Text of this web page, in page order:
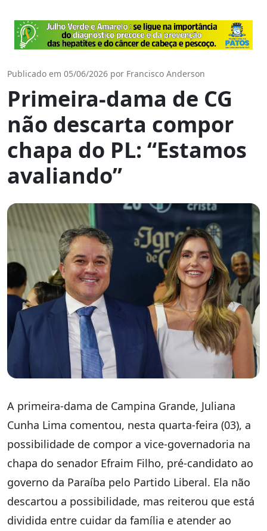
Publicado em 05/06/2026 por Francisco Anderson
Primeira-dama de CG
não descarta compor
chapa do PL: “Estamos
avaliando”
A primeira-dama de Campina Grande, Juliana
Cunha Lima comentou, nesta quarta-feira (03), a
possibilidade de compor a vice-governadoria na
chapa do senador Efraim Filho, pré-candidato ao
governo da Paraíba pelo Partido Liberal. Ela não
descartou a possibilidade, mas reiterou que está
dividida entre cuidar da família e atender ao